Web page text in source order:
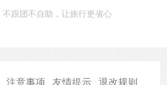
不跟团不自助，让旅行更省心
注意事项 友情提示 退改规则